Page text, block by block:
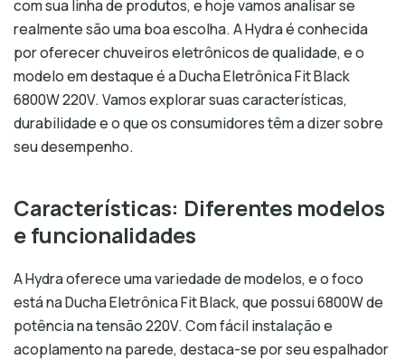
com sua linha de produtos, e hoje vamos analisar se
realmente são uma boa escolha. A Hydra é conhecida
por oferecer chuveiros eletrônicos de qualidade, e o
modelo em destaque é a Ducha Eletrônica Fit Black
6800W 220V. Vamos explorar suas características,
durabilidade e o que os consumidores têm a dizer sobre
seu desempenho.
Características: Diferentes modelos
e funcionalidades
A Hydra oferece uma variedade de modelos, e o foco
está na Ducha Eletrônica Fit Black, que possui 6800W de
potência na tensão 220V. Com fácil instalação e
acoplamento na parede, destaca-se por seu espalhador